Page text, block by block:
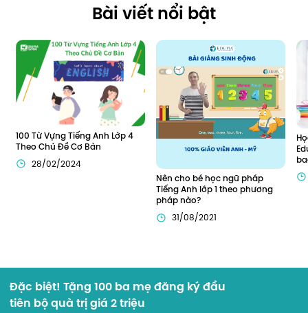
Bài viết nổi bật
100 Từ Vựng Tiếng Anh Lớp 4
Theo Chủ Đề Cơ Bản
28/02/2024
Nên cho bé học ngữ pháp
Tiếng Anh lớp 1 theo phương
pháp nào?
31/08/2021
Đặc biệt! Tặng 100 ba mẹ đăng ký đầu
tiên bộ quà trị giá 2 triệu